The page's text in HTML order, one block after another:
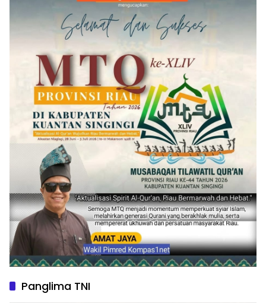
Panglima TNI